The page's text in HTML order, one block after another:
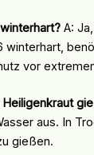
A:
winterhart,
vor
aus. In
gießen.